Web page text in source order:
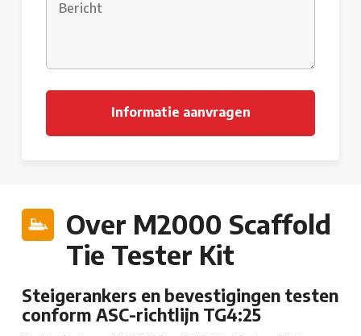
Over M2000 Scaffold
Tie Tester Kit
Steigerankers en bevestigingen testen
conform ASC-richtlijn TG4:25